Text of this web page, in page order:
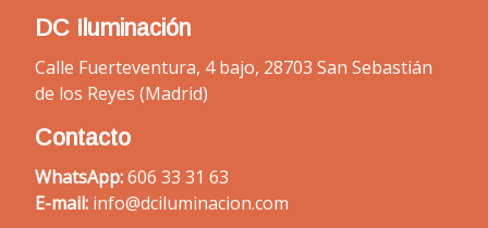
DC Iluminación
Calle Fuerteventura, 4 bajo, 28703 San Sebastián
de los Reyes (Madrid)
Contacto
WhatsApp:606 33 31 63
E-mail: info@dciluminacion.com